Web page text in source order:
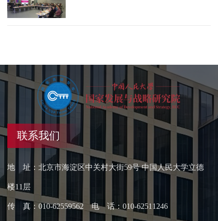
联系我们
地 址：北京市海淀区中关村大街59号 中国人民大学立德
楼11层
传 真：010-62559562 电 话：010-62511246